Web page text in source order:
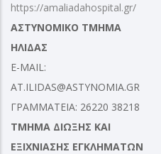
https://amaliadahospital.gr/
ΑΣΤΥΝΟΜΙΚΟ ΤΜΗΜΑ
ΗΛΙΔΑΣ
E-MAIL:
AT.ILIDAS@ASTYNOMIA.GR
ΓΡΑΜΜΑΤΕΙΑ: 26220 38218
ΤΜΗΜΑ ΔΙΩΞΗΣ ΚΑΙ
ΕΞΙΧΝΙΑΣΗΣ ΕΓΚΛΗΜΑΤΩΝ